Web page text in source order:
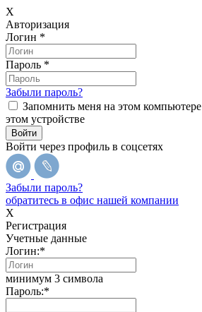
X
Авторизация
Логин *
Пароль *
Забыли пароль?
Запомнить меня на этом компьютере
этом устройстве
Войти через профиль в соцсетях
Забыли пароль?
обратитесь в офис нашей компании
X
Регистрация
Учетные данные
Логин:*
минимум 3 символа
Пароль:*